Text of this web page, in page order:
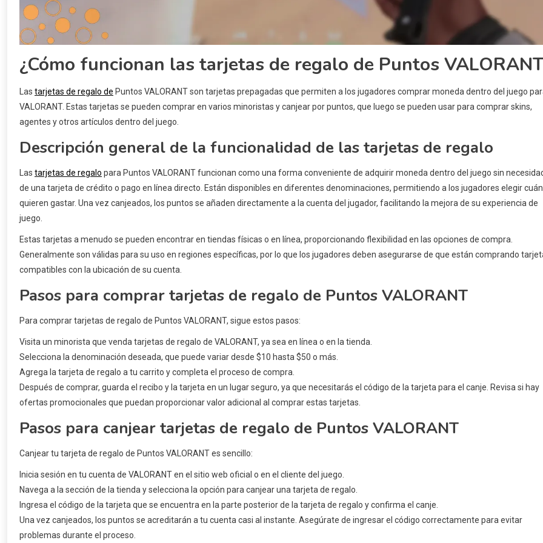
¿Cómo funcionan las tarjetas de regalo de Puntos
Las tarjetas de regalo de Puntos VALORANT son tarjetas prepagadas que permiten a los jugadores comprar moneda dentro del juego
VALORANT. Estas tarjetas se pueden comprar en varios minoristas y canjear por puntos, que luego se pueden usar para comprar skins,
agentes y otros artículos dentro del juego.
Descripción general de la funcionalidad de las tarjetas de regalo
Las tarjetas de regalo para Puntos VALORANT funcionan como una forma conveniente de adquirir moneda dentro del juego sin
de una tarjeta de crédito o pago en línea directo. Están disponibles en diferentes denominaciones, permitiendo a los jugadores elegir
quieren gastar. Una vez canjeados, los puntos se añaden directamente a la cuenta del jugador, facilitando la mejora de su experiencia de
juego.
Estas tarjetas a menudo se pueden encontrar en tiendas físicas o en línea, proporcionando flexibilidad en las opciones de compra.
Generalmente son válidas para su uso en regiones específicas, por lo que los jugadores deben asegurarse de que están comprando
compatibles con la ubicación de su cuenta.
Pasos para comprar tarjetas de regalo de Puntos VALORANT
Para comprar tarjetas de regalo de Puntos VALORANT, sigue estos pasos:
Visita un minorista que venda tarjetas de regalo de VALORANT, ya sea en línea o en la tienda.
Selecciona la denominación deseada, que puede variar desde $10 hasta $50 o más.
Agrega la tarjeta de regalo a tu carrito y completa el proceso de compra.
Después de comprar, guarda el recibo y la tarjeta en un lugar seguro, ya que necesitarás el código de la tarjeta para el canje. Revisa si hay
ofertas promocionales que puedan proporcionar valor adicional al comprar estas tarjetas.
Pasos para canjear tarjetas de regalo de Puntos VALORANT
Canjear tu tarjeta de regalo de Puntos VALORANT es sencillo:
Inicia sesión en tu cuenta de VALORANT en el sitio web oficial o en el cliente del juego.
Navega a la sección de la tienda y selecciona la opción para canjear una tarjeta de regalo.
Ingresa el código de la tarjeta que se encuentra en la parte posterior de la tarjeta de regalo y confirma el canje.
Una vez canjeados, los puntos se acreditarán a tu cuenta casi al instante. Asegúrate de ingresar el código correctamente para evitar
problemas durante el proceso.